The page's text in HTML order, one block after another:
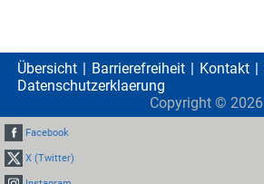
Übersicht Barrierefreiheit Kontakt
Datenschutzerklaerung
Copyright © 2026
Facebook
X (Twitter)